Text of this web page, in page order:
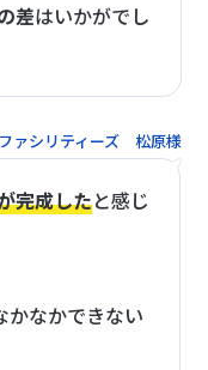
差はいかがでし
ァシリティーズ 松原様
完成したと感じ
かなかできない